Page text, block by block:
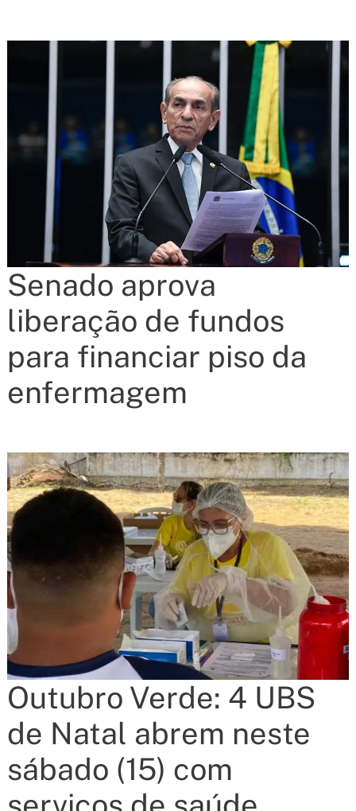
Senado aprova
liberação de fundos
para financiar piso da
enfermagem
Outubro Verde: 4 UBS
de Natal abrem neste
sábado (15) com